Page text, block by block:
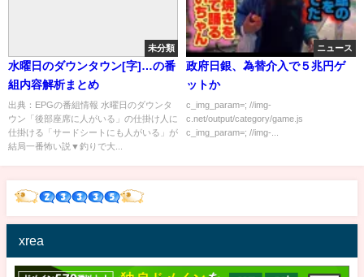
未分類
水曜日のダウンタウン[字]…の番
組内容解析まとめ
出典：EPGの番組情報 水曜日のダウンタ
ウン「後部座席に人がいる」の仕掛け人に
仕掛ける「サードシートにも人がいる」が
結局一番怖い説▼釣りで大...
ニュース
政府日銀、為替介入で５兆円ゲ
ットか
c_img_param=; //img-
c.net/output/category/game.js
c_img_param=; //img-...
xrea